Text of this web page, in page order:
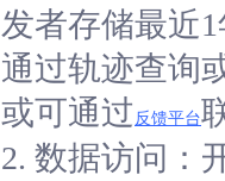
发者存储最近
通过轨迹查询
或可通过 反馈平台
2. 数据访问：